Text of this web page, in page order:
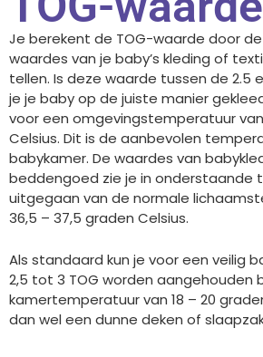
Je berekent de TOG-waarde door
waardes van je baby’s kleding of
tellen. Is deze waarde tussen de 2.5
je je baby op de juiste manier
voor een omgevingstemperatuur
Celsius. Dit is de aanbevolen
babykamer. De waardes van
beddengoed zie je in onderstaande
uitgegaan van de normale
36,5 – 37,5 graden Celsius.
Als standaard kun je voor een veilig
2,5 tot 3 TOG worden aangehouden
kamertemperatuur van 18 – 20
dan wel een dunne deken of